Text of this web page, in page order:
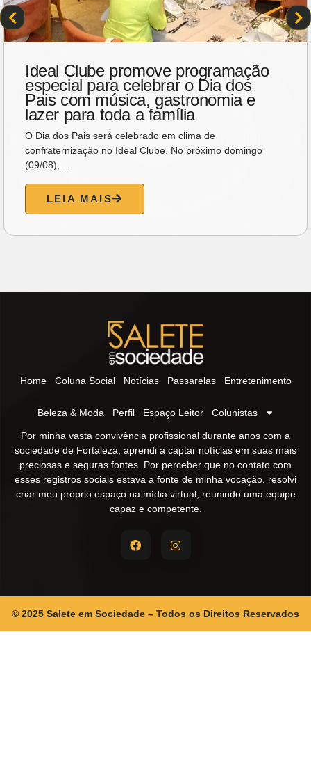
Ideal Clube promove programação
especial para celebrar o Dia dos
Pais com música, gastronomia e
lazer para toda a família
O Dia dos Pais será celebrado em clima de
confraternização no Ideal Clube. No próximo domingo
(09/08),...
LEIA MAIS
Home Coluna Social Notícias Passarelas Entretenimento
Beleza & Moda Perfil Espaço Leitor Colunistas
Por minha vasta convivência profissional durante anos com a
sociedade de Fortaleza, aprendi a captar notícias em suas mais
preciosas e seguras fontes. Por perceber que no contato com
esses registros sociais estava a fonte de minha vocação, resolvi
criar meu próprio espaço na mídia virtual, reunindo uma equipe
capaz e competente.
© 2025 Salete em Sociedade – Todos os Direitos Reservados